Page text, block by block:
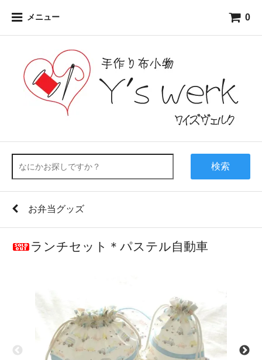
メニュー 0
検索
お弁当グッズ
ランチセット＊パステル自動車